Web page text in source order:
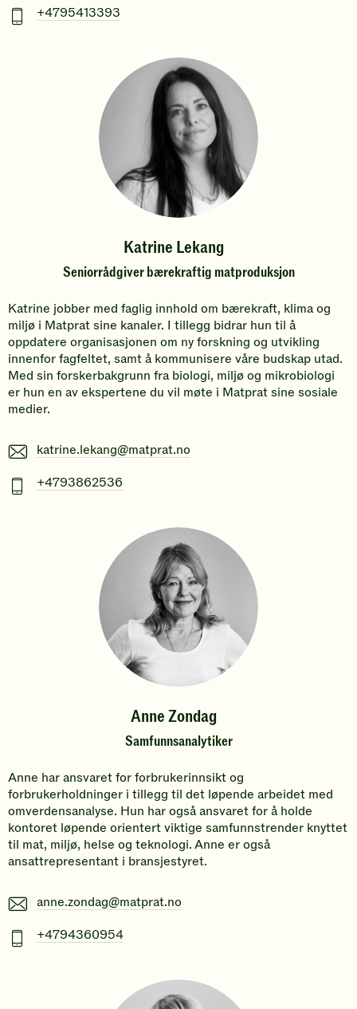
Mobiltelefonnummer
+4795413393
Katrine Lekang
Seniorrådgiver bærekraftig matproduksjon
Katrine jobber med faglig innhold om bærekraft, klima og
miljø i Matprat sine kanaler. I tillegg bidrar hun til å
oppdatere organisasjonen om ny forskning og utvikling
innenfor fagfeltet, samt å kommunisere våre budskap utad.
Med sin forskerbakgrunn fra biologi, miljø og mikrobiologi
er hun en av ekspertene du vil møte i Matprat sine sosiale
medier.
E-
katrine.lekang@matprat.no
Mobiltelefonnummer
+4793862536
Anne Zondag
Samfunnsanalytiker
Anne har ansvaret for forbrukerinnsikt og
forbrukerholdninger i tillegg til det løpende arbeidet med
omverdensanalyse. Hun har også ansvaret for å holde
kontoret løpende orientert viktige samfunnstrender knyttet
til mat, miljø, helse og teknologi. Anne er også
ansattrepresentant i bransjestyret.
E-
anne.zondag@matprat.no
Mobiltelefonnummer
+4794360954